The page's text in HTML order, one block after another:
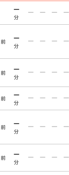
分
前
分
前
分
前
分
前
分
前
分